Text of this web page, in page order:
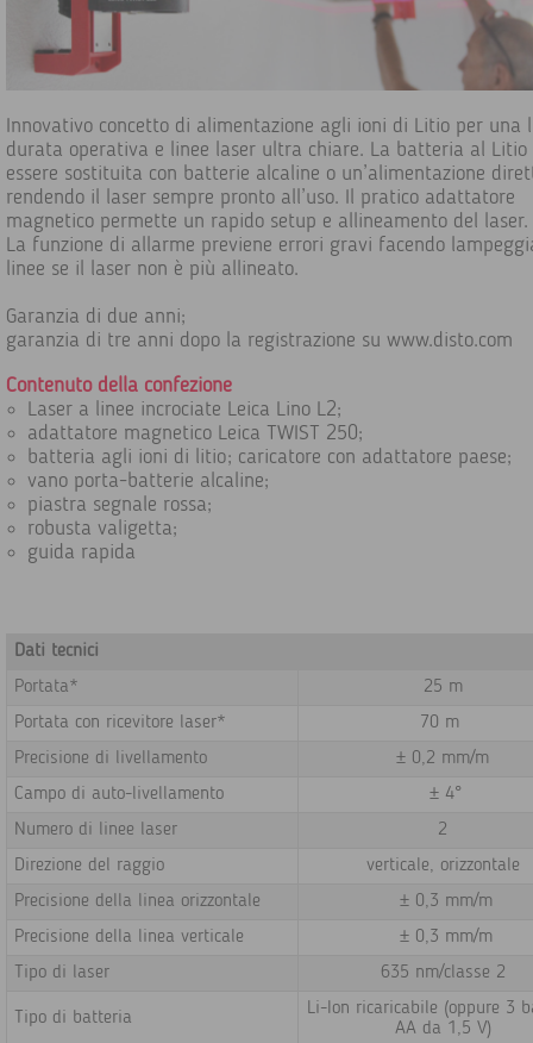
Innovativo concetto di alimentazione agli ioni di Litio per una
durata operativa e linee laser ultra chiare. La batteria al Litio
essere sostituita con batterie alcaline o un’alimentazione
rendendo il laser sempre pronto all’uso. Il pratico adattatore
magnetico permette un rapido setup e allineamento del laser.
La funzione di allarme previene errori gravi facendo
linee se il laser non è più allineato.
Garanzia di due anni;
garanzia di tre anni dopo la registrazione su www.disto.com
Contenuto della confezione
Laser a linee incrociate Leica Lino L2;
adattatore magnetico Leica TWIST 250;
batteria agli ioni di litio; caricatore con adattatore paese;
vano porta-batterie alcaline;
piastra segnale rossa;
robusta valigetta;
guida rapida
Dati tecnici
Portata*
25 m
Portata con ricevitore laser*
70 m
Precisione di livellamento
± 0,2 mm/m
Campo di auto-livellamento
± 4°
Numero di linee laser
2
Direzione del raggio
verticale, orizzontale
Precisione della linea orizzontale
± 0,3 mm/m
Precisione della linea verticale
± 0,3 mm/m
Tipo di laser
635 nm/classe 2
Tipo di batteria
Li-Ion ricaricabile (oppure 3
AA da 1,5 V)